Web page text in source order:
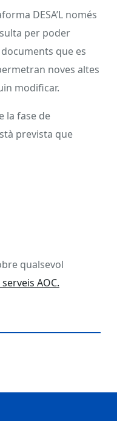
DESA’L només
per poder
que es
noves altes
modificar.
la fase de
prevista que
qualsevol
AOC.